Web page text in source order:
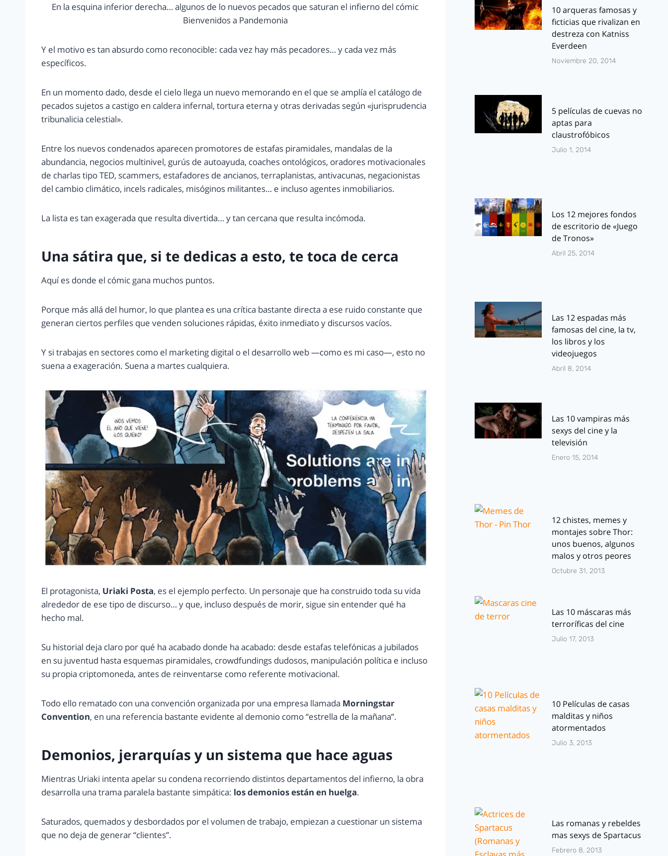
En la esquina inferior derecha… algunos de lo nuevos pecados que saturan el infierno del cómic
Bienvenidos a Pandemonia
Y el motivo es tan absurdo como reconocible: cada vez hay más pecadores… y cada vez más
específicos.
En un momento dado, desde el cielo llega un nuevo memorando en el que se amplía el catálogo de
pecados sujetos a castigo en caldera infernal, tortura eterna y otras derivadas según «jurisprudencia
tribunalicia celestial».
Entre los nuevos condenados aparecen promotores de estafas piramidales, mandalas de la
abundancia, negocios multinivel, gurús de autoayuda, coaches ontológicos, oradores motivacionales
de charlas tipo TED, scammers, estafadores de ancianos, terraplanistas, antivacunas, negacionistas
del cambio climático, incels radicales, misóginos militantes… e incluso agentes inmobiliarios.
La lista es tan exagerada que resulta divertida… y tan cercana que resulta incómoda.
Una sátira que, si te dedicas a esto, te toca de cerca
Aquí es donde el cómic gana muchos puntos.
Porque más allá del humor, lo que plantea es una crítica bastante directa a ese ruido constante que
generan ciertos perfiles que venden soluciones rápidas, éxito inmediato y discursos vacíos.
Y si trabajas en sectores como el marketing digital o el desarrollo web —como es mi caso—, esto no
suena a exageración. Suena a martes cualquiera.
El protagonista, Uriaki Posta, es el ejemplo perfecto. Un personaje que ha construido toda su vida
alrededor de ese tipo de discurso… y que, incluso después de morir, sigue sin entender qué ha
hecho mal.
Su historial deja claro por qué ha acabado donde ha acabado: desde estafas telefónicas a jubilados
en su juventud hasta esquemas piramidales, crowdfundings dudosos, manipulación política e incluso
su propia criptomoneda, antes de reinventarse como referente motivacional.
Todo ello rematado con una convención organizada por una empresa llamada Morningstar
Convention, en una referencia bastante evidente al demonio como “estrella de la mañana”.
Demonios, jerarquías y un sistema que hace aguas
Mientras Uriaki intenta apelar su condena recorriendo distintos departamentos del infierno, la obra
desarrolla una trama paralela bastante simpática: los demonios están en huelga.
Saturados, quemados y desbordados por el volumen de trabajo, empiezan a cuestionar un sistema
que no deja de generar “clientes”.
10 arqueras famosas y
ficticias que rivalizan en
destreza con Katniss
Everdeen
Noviembre 20, 2014
5 películas de cuevas no
aptas para
claustrofóbicos
Julio 1, 2014
Los 12 mejores fondos
de escritorio de «Juego
de Tronos»
Abril 25, 2014
Las 12 espadas más
famosas del cine, la tv,
los libros y los
videojuegos
Abril 8, 2014
Las 10 vampiras más
sexys del cine y la
televisión
Enero 15, 2014
12 chistes, memes y
montajes sobre Thor:
unos buenos, algunos
malos y otros peores
Octubre 31, 2013
Las 10 máscaras más
terroríficas del cine
Julio 17, 2013
10 Películas de casas
malditas y niños
atormentados
Julio 3, 2013
Las romanas y rebeldes
mas sexys de Spartacus
Febrero 8, 2013